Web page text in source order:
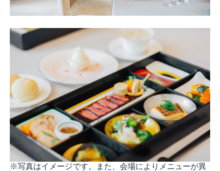
※写真はイメージです。また、会場によりメニューが異